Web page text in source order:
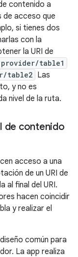
contenido a
acceso que
si tienes dos
con la
la URI de
table1
table2 Las
y no es
nivel de la ruta.
de contenido
acceso a una
de un URI de
al final del URI.
hacen coincidir
y realizar el
común para
La app realiza